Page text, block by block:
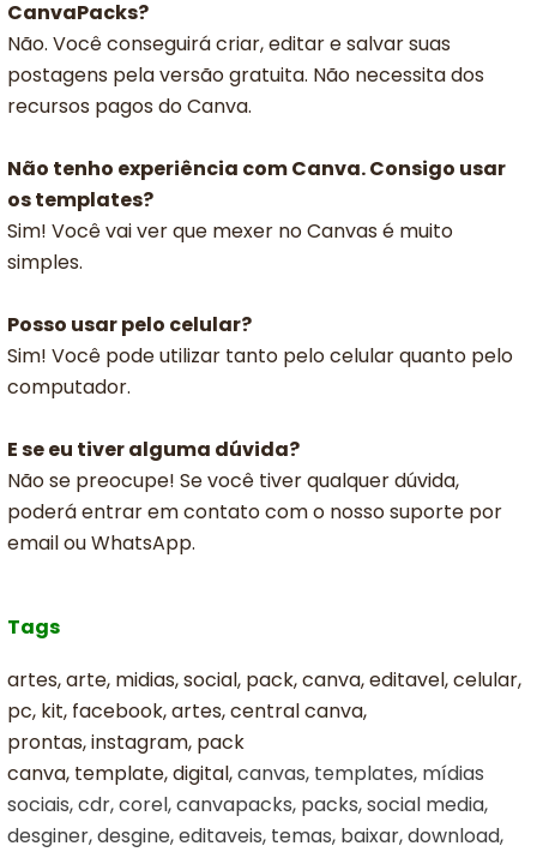
CanvaPacks?
Não. Você conseguirá criar, editar e salvar suas
postagens pela versão gratuita. Não necessita dos
recursos pagos do Canva.
Não tenho experiência com Canva. Consigo usar
os templates?
Sim! Você vai ver que mexer no Canvas é muito
simples.
Posso usar pelo celular?
Sim! Você pode utilizar tanto pelo celular quanto pelo
computador.
E se eu tiver alguma dúvida?
Não se preocupe! Se você tiver qualquer dúvida,
poderá entrar em contato com o nosso suporte por
email ou WhatsApp.
Tags
artes, arte, midias, social, pack, canva, editavel, celular,
pc, kit, facebook, artes, central canva,
prontas, instagram, pack
canva, template, digital,canvas, templates, mídias
sociais, cdr, corel, canvapacks, packs, social media,
desginer, desgine, editaveis, temas, baixar, download,